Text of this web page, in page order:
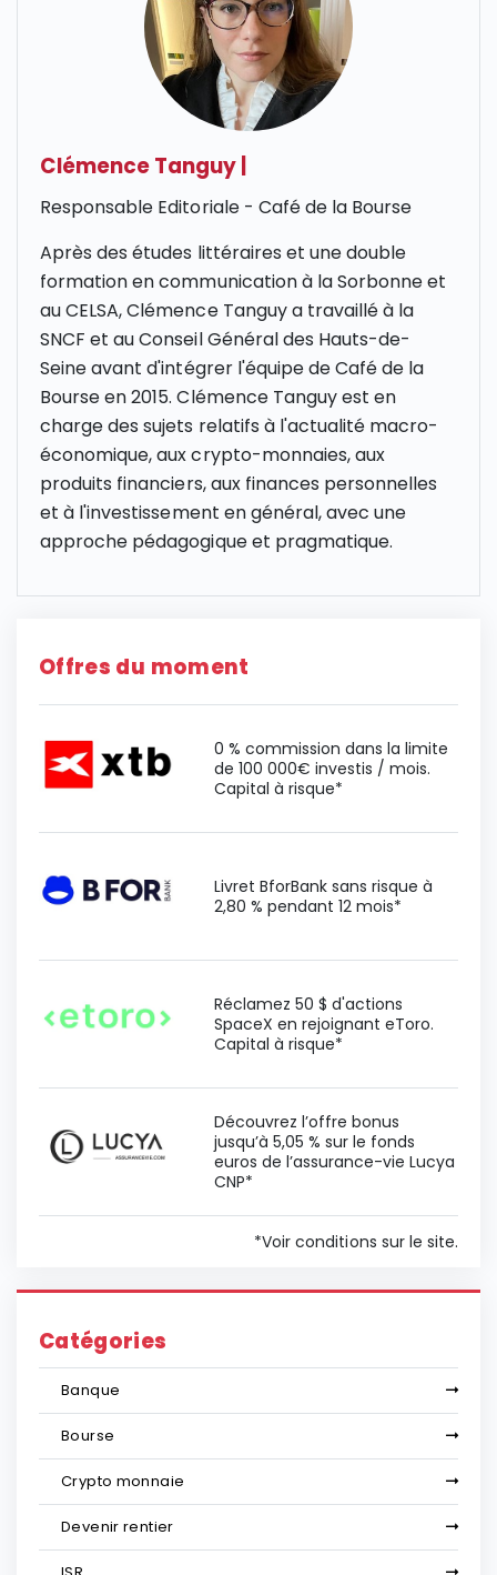
Clémence Tanguy
Responsable Editoriale - Café de la Bourse
Après des études littéraires et une double
formation en communication à la Sorbonne et
au CELSA, Clémence Tanguy a travaillé à la
SNCF et au Conseil Général des Hauts-de-
Seine avant d'intégrer l'équipe de Café de la
Bourse en 2015. Clémence Tanguy est en
charge des sujets relatifs à l'actualité macro-
économique, aux crypto-monnaies, aux
produits financiers, aux finances personnelles
et à l'investissement en général, avec une
approche pédagogique et pragmatique.
Offres du moment
0 % commission dans la limite
de 100 000€ investis / mois.
Capital à risque*
Livret BforBank sans risque à
2,80 % pendant 12 mois*
Réclamez 50 $ d'actions
SpaceX en rejoignant eToro.
Capital à risque*
Découvrez l’offre bonus
jusqu’à 5,05 % sur le fonds
euros de l’assurance-vie Lucya
CNP*
*Voir conditions sur le site.
Catégories
Banque
Bourse
Crypto monnaie
Devenir rentier